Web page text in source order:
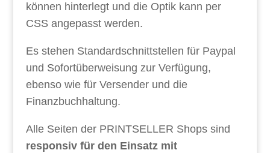
können hinterlegt und die Optik kann per
CSS angepasst werden.
Es stehen Standardschnittstellen für Paypal
und Sofortüberweisung zur Verfügung,
ebenso wie für Versender und die
Finanzbuchhaltung.
Alle Seiten der PRINTSELLER Shops sind
responsiv für den Einsatz mit